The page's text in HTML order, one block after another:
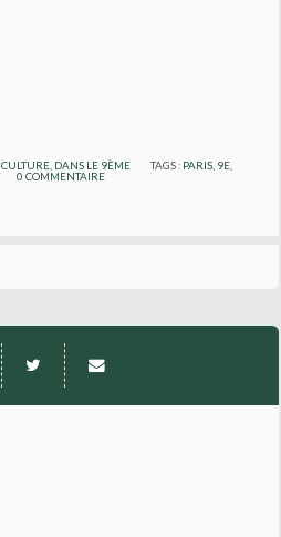
CULTURE, DANS LE 9ÈME TAGS : PARIS 9E
0 COMMENTAIRE